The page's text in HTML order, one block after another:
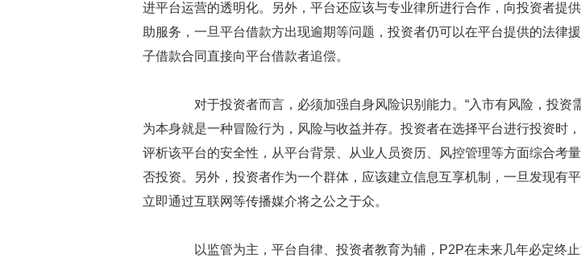
进平台运营的透明化。另外，平台还应该与专业律所进行合作，向投资者提
助服务，一旦平台借款方出现逾期等问题，投资者仍可以在平台提供的法律
子借款合同直接向平台借款者追偿。
对于投资者而言，必须加强自身风险识别能力。“入市有风险，投资
为本身就是一种冒险行为，风险与收益并存。投资者在选择平台进行投资时
评析该平台的安全性，从平台背景、从业人员资历、风控管理等方面综合考
否投资。另外，投资者作为一个群体，应该建立信息互享机制，一旦发现有平
立即通过互联网等传播媒介将之公之于众。
以监管为主，平台自律、投资者教育为辅，P2P在未来几年必定终止